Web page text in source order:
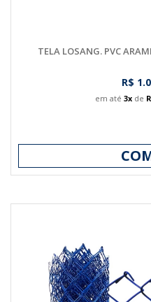
TELA LOSANG. PVC
R$
em até 3xde